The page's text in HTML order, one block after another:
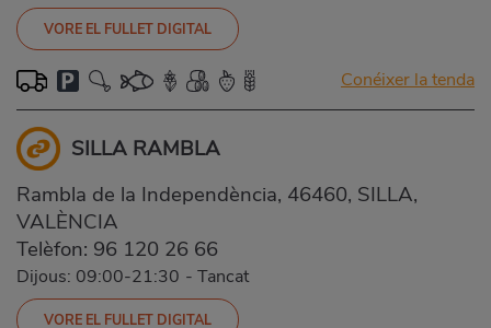
VORE EL FULLET DIGITAL
Conéixer la tenda
SILLA RAMBLA
Rambla de la Independència, 46460, SILLA,
VALÈNCIA
Telèfon: 96 120 26 66
Dijous: 09:00-21:30 - Tancat
VORE EL FULLET DIGITAL